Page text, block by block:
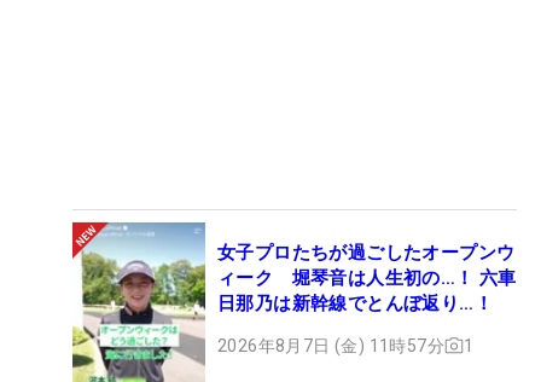
女子プロたちが過ごしたオープンウ
ィーク 堀琴音は人生初の…！ 六車
日那乃は新幹線でとんぼ返り…！
2026年8月7日 (金) 11時57分 1